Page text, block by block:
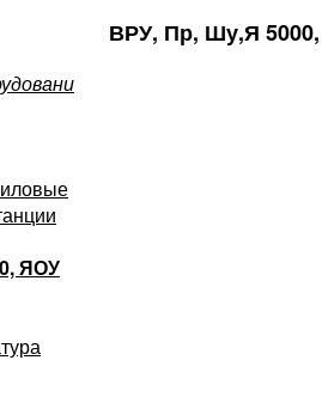
ВРУ, Пр, Шу,Я
ЯОУ